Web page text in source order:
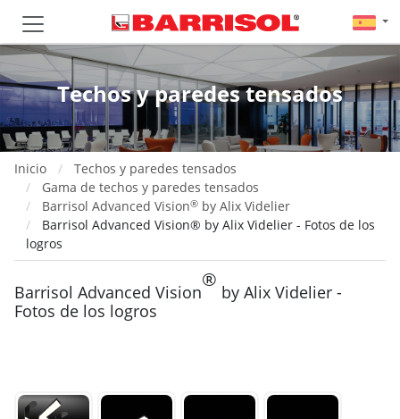
Techos y paredes tensados
Inicio
Techos y paredes tensados
Gama de techos y paredes tensados
Barrisol Advanced Vision®by Alix Videlier
Barrisol Advanced Vision® by Alix Videlier - Fotos de los
logros
Barrisol Advanced Vision
®
by Alix Videlier -
Fotos de los logros